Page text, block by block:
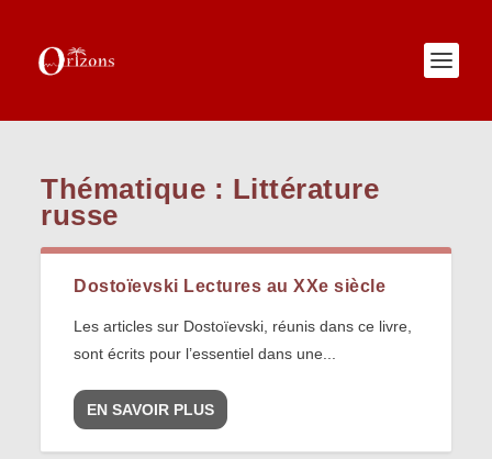
Thématique : Littérature
russe
Dostoïevski Lectures au XXe siècle
Les articles sur Dostoïevski, réunis dans ce livre,
sont écrits pour l’essentiel dans une...
EN SAVOIR PLUS